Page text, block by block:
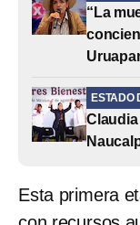
“La
ESTADO
Esta primera